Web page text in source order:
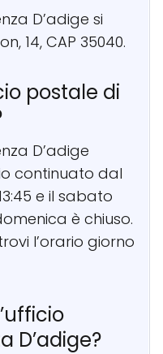
D’adige si
14, CAP 35040.
postale di
D’adige
continuato dal
e il sabato
è chiuso.
l’orario giorno
D’adige?